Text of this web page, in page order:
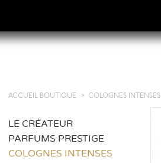
ACCUEIL BOUTIQUE > COLOGNES INTENSES
LE CRÉATEUR
PARFUMS PRESTIGE
COLOGNES INTENSES